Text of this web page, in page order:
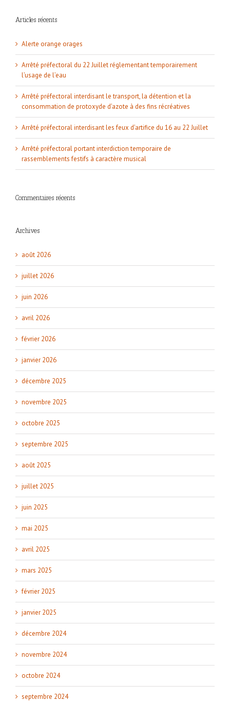
Articles récents
Alerte orange orages
Arrêté préfectoral du 22 Juillet réglementant temporairement
l’usage de l’eau
Arrêté préfectoral interdisant le transport, la détention et la
consommation de protoxyde d’azote à des fins récréatives
Arrêté préfectoral interdisant les feux d’artifice du 16 au 22 Juillet
Arrêté préfectoral portant interdiction temporaire de
rassemblements festifs à caractère musical
Commentaires récents
Archives
août 2026
juillet 2026
juin 2026
avril 2026
février 2026
janvier 2026
décembre 2025
novembre 2025
octobre 2025
septembre 2025
août 2025
juillet 2025
juin 2025
mai 2025
avril 2025
mars 2025
février 2025
janvier 2025
décembre 2024
novembre 2024
octobre 2024
septembre 2024